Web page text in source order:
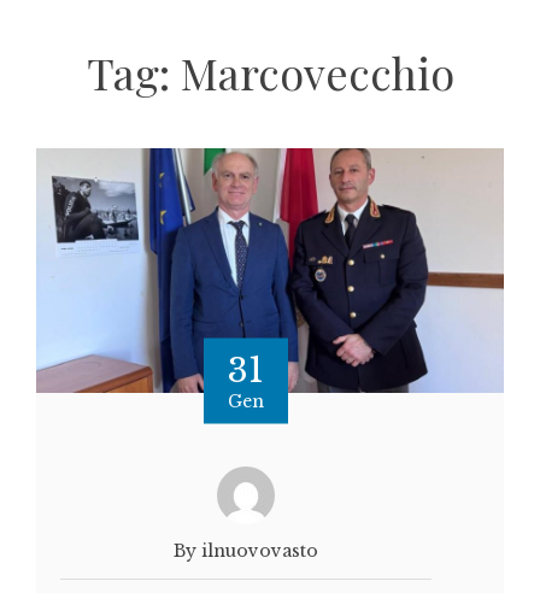
Tag: Marcovecchio
31
Gen
By ilnuovovasto